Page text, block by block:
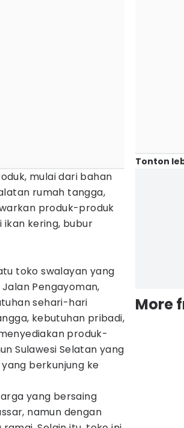
mulai dari bahan
rumah tangga,
produk-produk
ikan kering, bubur
toko swalayan yang
Pengayoman,
sehari-hari
kebutuhan pribadi,
produk-
Sulawesi Selatan yang
berkunjung ke
yang bersaing
namun dengan
Tonton
More